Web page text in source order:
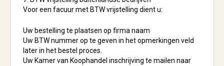
Voor een facuur met BTW vrijstelling dient u:
Uw bestelling te plaatsen op firma naam
Uw BTW nummer op te geven in het opmerkingen veld
later in het bestel proces.
Uw Kamer van Koophandel inschrijving te mailen naar